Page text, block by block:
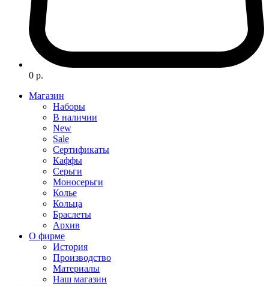
0 р.
Магазин
Наборы
В наличии
New
Sale
Сертификаты
Каффы
Серьги
Моносерьги
Колье
Кольца
Браслеты
Архив
О фирме
История
Производство
Материалы
Наш магазин